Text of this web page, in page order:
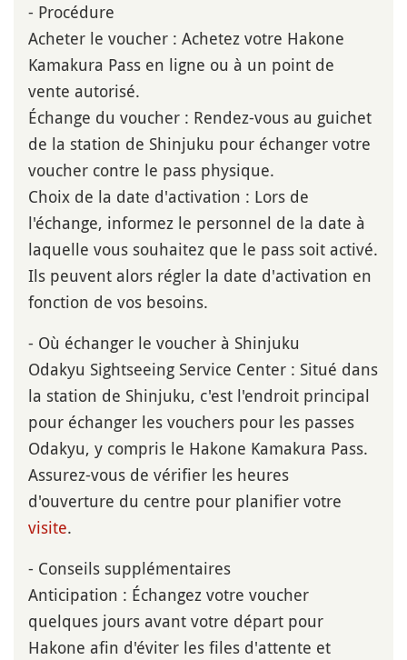
- Procédure
Acheter le voucher : Achetez votre Hakone
Kamakura Pass en ligne ou à un point de
vente autorisé.
Échange du voucher : Rendez-vous au guichet
de la station de Shinjuku pour échanger votre
voucher contre le pass physique.
Choix de la date d'activation : Lors de
l'échange, informez le personnel de la date à
laquelle vous souhaitez que le pass soit activé.
Ils peuvent alors régler la date d'activation en
fonction de vos besoins.
- Où échanger le voucher à Shinjuku
Odakyu Sightseeing Service Center : Situé dans
la station de Shinjuku, c'est l'endroit principal
pour échanger les vouchers pour les passes
Odakyu, y compris le Hakone Kamakura Pass.
Assurez-vous de vérifier les heures
d'ouverture du centre pour planifier votre
visite.
- Conseils supplémentaires
Anticipation : Échangez votre voucher
quelques jours avant votre départ pour
Hakone afin d'éviter les files d'attente et